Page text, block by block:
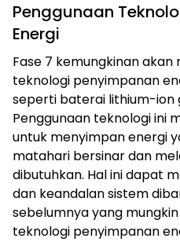
Penggunaan
Energi
Fase 7 kemungkinan
teknologi penyimpanan
seperti baterai lithium-ion
Penggunaan teknologi ini
untuk menyimpan energi
matahari bersinar dan
dibutuhkan. Hal ini dapat
dan keandalan sistem
sebelumnya yang
teknologi penyimpanan